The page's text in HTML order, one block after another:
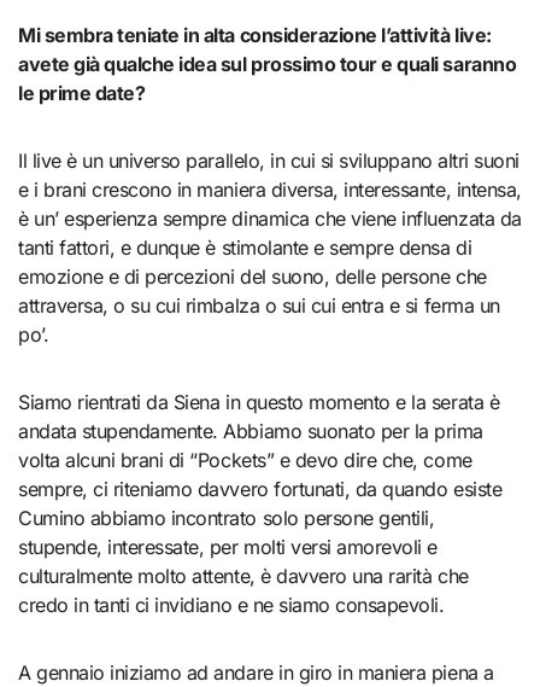
Mi sembra teniate in alta considerazione l’attività live:
avete già qualche idea sul prossimo tour e quali saranno
le prime date?
Il live è un universo parallelo, in cui si sviluppano altri suoni
e i brani crescono in maniera diversa, interessante, intensa,
è un’ esperienza sempre dinamica che viene influenzata da
tanti fattori, e dunque è stimolante e sempre densa di
emozione e di percezioni del suono, delle persone che
attraversa, o su cui rimbalza o sui cui entra e si ferma un
po’.
Siamo rientrati da Siena in questo momento e la serata è
andata stupendamente. Abbiamo suonato per la prima
volta alcuni brani di “Pockets” e devo dire che, come
sempre, ci riteniamo davvero fortunati, da quando esiste
Cumino abbiamo incontrato solo persone gentili,
stupende, interessate, per molti versi amorevoli e
culturalmente molto attente, è davvero una rarità che
credo in tanti ci invidiano e ne siamo consapevoli.
A gennaio iniziamo ad andare in giro in maniera piena a